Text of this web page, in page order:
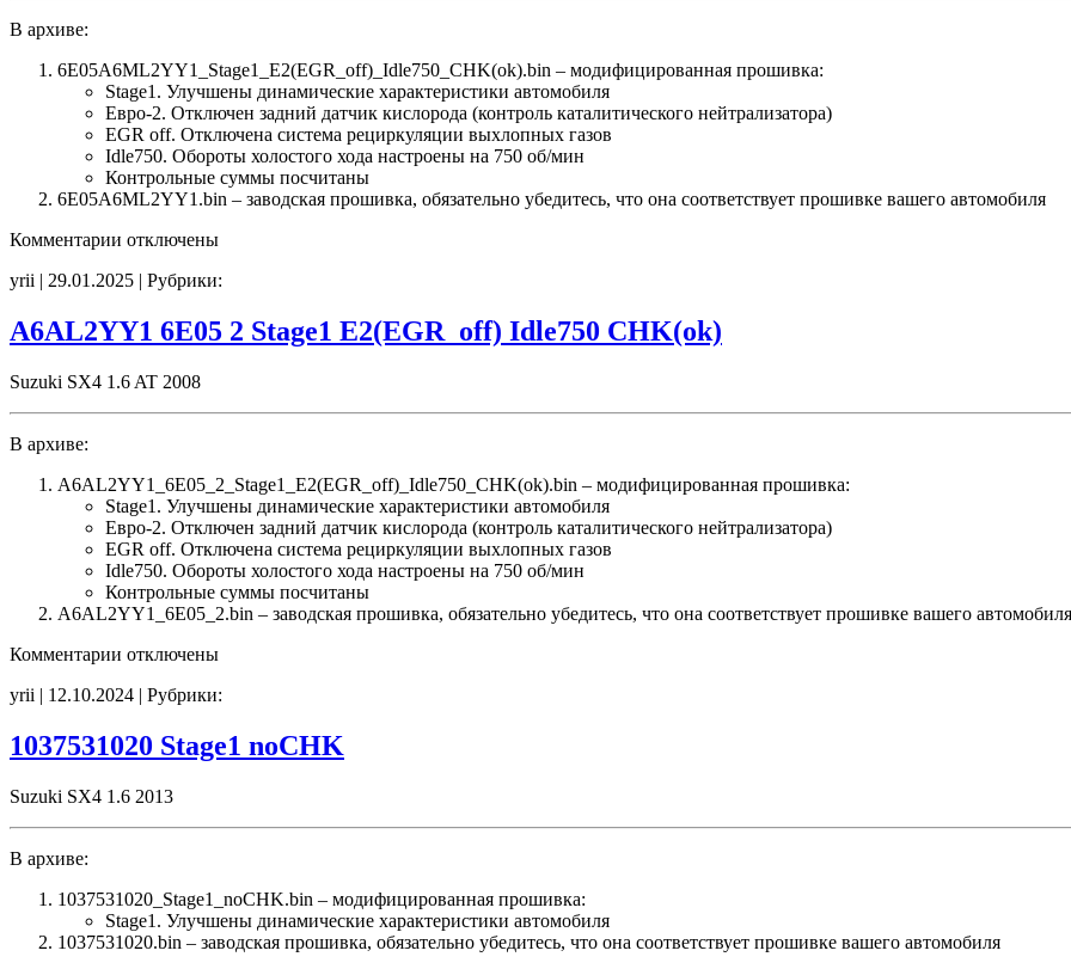
В архиве:
6E05A6ML2YY1_Stage1_E2(EGR_off)_Idle750_CHK(ok).bin – модифицированная прошивка:
Stage1. Улучшены динамические характеристики автомобиля
Евро-2. Отключен задний датчик кислорода (контроль каталитического нейтрализатора)
EGR off. Отключена система рециркуляции выхлопных газов
Idle750. Обороты холостого хода настроены на 750 об/мин
Контрольные суммы посчитаны
6E05A6ML2YY1.bin – заводская прошивка, обязательно убедитесь, что она соответствует прошивке вашего автомобиля
Комментарии к
6E05A6ML2YY1
E2(EGR_off)
Idle750
отключены
yrii | 29.01.2025 | Рубрики:
A6AL2YY1 6E05 2 Stage1 E2(EGR_off) Idle750 CHK(ok)
Suzuki SX4 1.6 AT 2008
В архиве:
A6AL2YY1_6E05_2_Stage1_E2(EGR_off)_Idle750_CHK(ok).bin – модифицированная прошивка:
Stage1. Улучшены динамические характеристики автомобиля
Евро-2. Отключен задний датчик кислорода (контроль каталитического нейтрализатора)
EGR off. Отключена система рециркуляции выхлопных газов
Idle750. Обороты холостого хода настроены на 750 об/мин
Контрольные суммы посчитаны
A6AL2YY1_6E05_2.bin – заводская прошивка, обязательно убедитесь, что она соответствует прошивке вашего автомобиля
Комментарии к
A6AL2YY1
2
Stage1
Idle750
CHK(ok)
отключены
yrii | 12.10.2024 | Рубрики:
1037531020 Stage1 noCHK
Suzuki SX4 1.6 2013
В архиве:
1037531020_Stage1_noCHK.bin – модифицированная прошивка:
Stage1. Улучшены динамические характеристики автомобиля
1037531020.bin – заводская прошивка, обязательно убедитесь, что она соответствует прошивке вашего автомобиля